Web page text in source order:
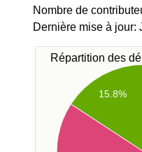
Nombre de
Dernière mise à jour:
Répartition des
15.8%